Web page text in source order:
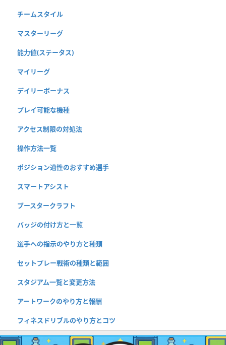
チームスタイル
マスターリーグ
能力値(ステータス)
マイリーグ
デイリーボーナス
プレイ可能な機種
アクセス制限の対処法
操作方法一覧
ポジション適性のおすすめ選手
スマートアシスト
ブースタークラフト
バッジの付け方と一覧
選手への指示のやり方と種類
セットプレー戦術の種類と範囲
スタジアム一覧と変更方法
アートワークのやり方と報酬
フィネスドリブルのやり方とコツ